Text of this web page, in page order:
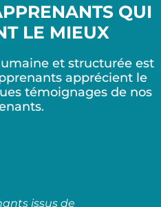
QUI
LE MIEUX
et structurée est
apprécient le
témoignages de nos
issus de